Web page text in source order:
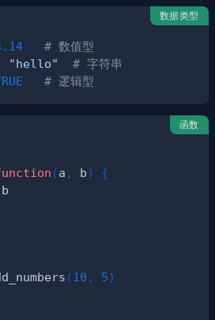
数据类型
# 数值型
"hello"
# 字符串
# 逻辑型
函数
(a , b)
{
(10 , 5)